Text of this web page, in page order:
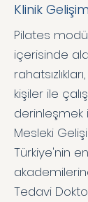
Klinik
Pilates
içerisinde
kişiler ile
derinleşmek
Mesleki
Türkiye'nin
Tedavi